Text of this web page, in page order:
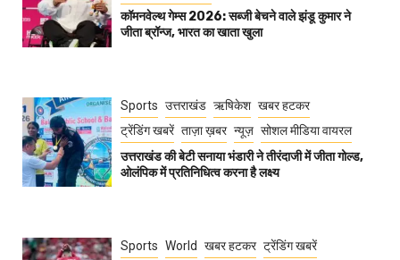
कॉमनवेल्थ गेम्स 2026: सब्जी बेचने वाले झंडू कुमार ने
जीता ब्रॉन्ज, भारत का खाता खुला
Sports उत्तराखंड ऋषिकेश खबर हटकर
ट्रेंडिंग खबरें ताज़ा ख़बर न्यूज़ सोशल मीडिया वायरल
उत्तराखंड की बेटी सनाया भंडारी ने तीरंदाजी में जीता गोल्ड,
ओलंपिक में प्रतिनिधित्व करना है लक्ष्य
Sports World खबर हटकर ट्रेंडिंग खबरें